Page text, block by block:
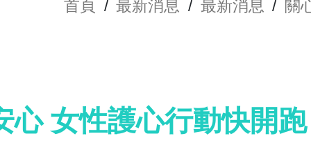
首頁 / 最新消息 / 最新消息 / 關
心 女性護心行動快開跑